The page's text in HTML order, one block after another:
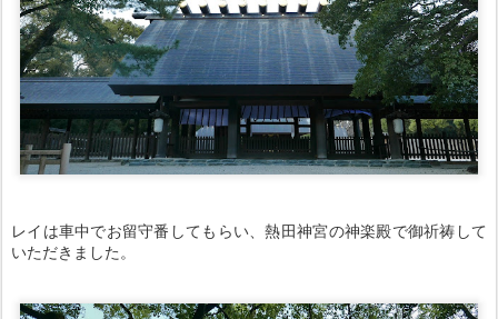
レイは車中でお留守番してもらい、熱田神宮の神楽殿で御祈祷して
いただきました。